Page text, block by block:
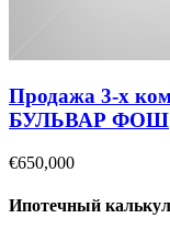
Продажа 3-х
БУЛЬВАР ФОШ
€650,000
Ипотечный